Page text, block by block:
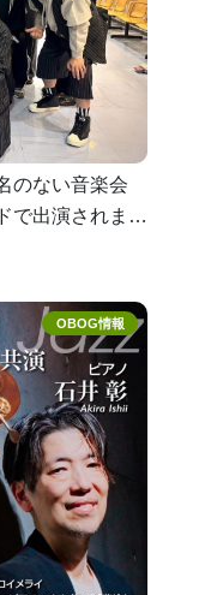
のない音楽会
で出演されま